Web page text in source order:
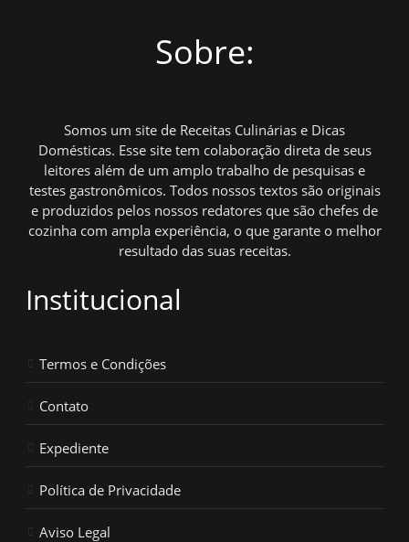
Sobre:
Somos um site de Receitas Culinárias e Dicas
Domésticas. Esse site tem colaboração direta de seus
leitores além de um amplo trabalho de pesquisas e
testes gastronômicos. Todos nossos textos são originais
e produzidos pelos nossos redatores que são chefes de
cozinha com ampla experiência, o que garante o melhor
resultado das suas receitas.
Institucional
Termos e Condições
Contato
Expediente
Política de Privacidade
Aviso Legal